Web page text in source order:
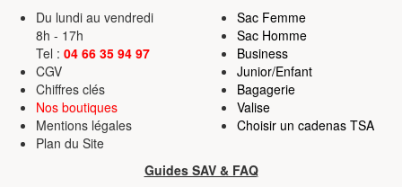
Du lundi au vendredi
8h - 17h
Tel : 04 66 35 94 97
CGV
Chiffres clés
Nos boutiques
Mentions légales
Plan du Site
Sac Femme
Sac Homme
Business
Junior/Enfant
Bagagerie
Valise
Choisir un cadenas TSA
Guides SAV & FAQ